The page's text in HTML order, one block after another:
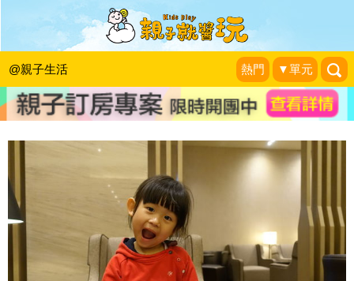
@親子生活 熱門 ▼單元
孩子能夠打的疫苗，要盡量打
柚子醫師(陳木榮醫師)